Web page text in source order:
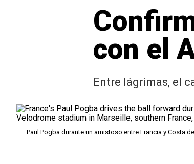
con el
Entre lágrimas, el
Paul Pogba durante un amistoso entre Francia y Costa